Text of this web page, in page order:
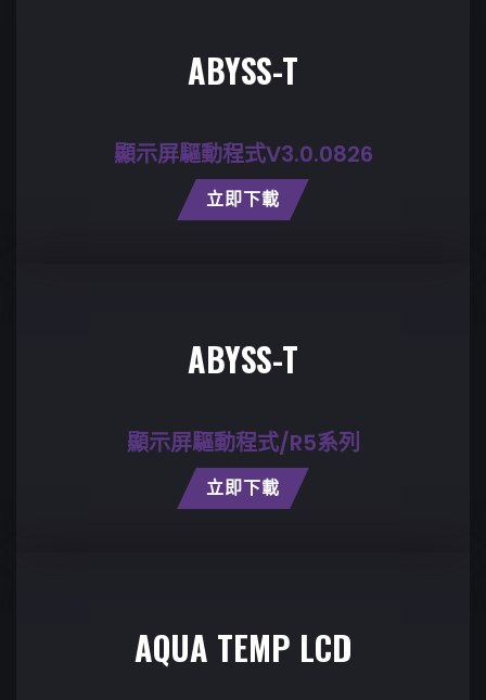
ABYSS-T
顯示屏驅動程式V3.0.0826
立即下載
ABYSS-T
顯示屏驅動程式/R5系列
立即下載
AQUA TEMP LCD